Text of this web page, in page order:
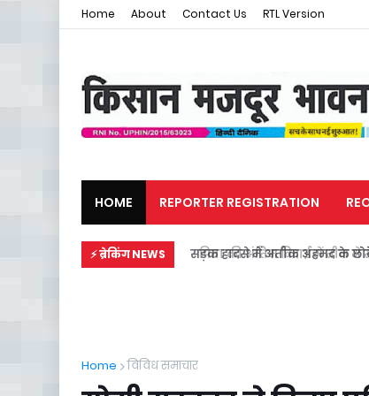
Home About Contact Us RTL Version
HOME REPORTER REGISTRATION
मजदूर समाचार राजनीति
⚡ ब्रेकिंग NEWS सड़क हादसे में अतीक अहमद के
Home विविध समाचार